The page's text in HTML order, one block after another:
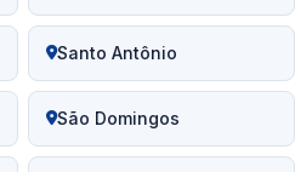
Santo Antônio
São Domingos